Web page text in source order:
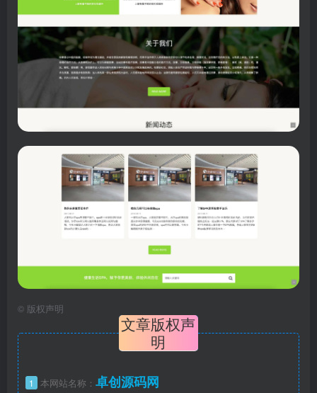
© 版权声明
文章版权声
明
1 本网站名称： 卓创源码网